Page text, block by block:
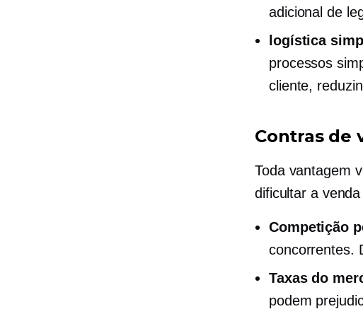
adicional de
logística
processos
cliente,
Contras de
Toda vantagem
dificultar a
Competição
concorrentes.
Taxas do
podem